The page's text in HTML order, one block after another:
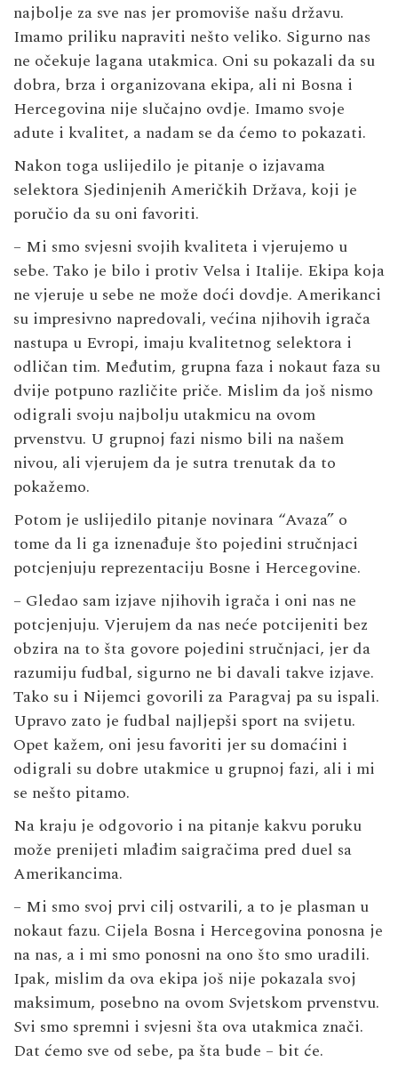
najbolje za sve nas jer promoviše našu državu.
Imamo priliku napraviti nešto veliko. Sigurno nas
ne očekuje lagana utakmica. Oni su pokazali da su
dobra, brza i organizovana ekipa, ali ni Bosna i
Hercegovina nije slučajno ovdje. Imamo svoje
adute i kvalitet, a nadam se da ćemo to pokazati.
Nakon toga uslijedilo je pitanje o izjavama
selektora Sjedinjenih Američkih Država, koji je
poručio da su oni favoriti.
– Mi smo svjesni svojih kvaliteta i vjerujemo u
sebe. Tako je bilo i protiv Velsa i Italije. Ekipa koja
ne vjeruje u sebe ne može doći dovdje. Amerikanci
su impresivno napredovali, većina njihovih igrača
nastupa u Evropi, imaju kvalitetnog selektora i
odličan tim. Međutim, grupna faza i nokaut faza su
dvije potpuno različite priče. Mislim da još nismo
odigrali svoju najbolju utakmicu na ovom
prvenstvu. U grupnoj fazi nismo bili na našem
nivou, ali vjerujem da je sutra trenutak da to
pokažemo.
Potom je uslijedilo pitanje novinara “Avaza” o
tome da li ga iznenađuje što pojedini stručnjaci
potcjenjuju reprezentaciju Bosne i Hercegovine.
– Gledao sam izjave njihovih igrača i oni nas ne
potcjenjuju. Vjerujem da nas neće potcijeniti bez
obzira na to šta govore pojedini stručnjaci, jer da
razumiju fudbal, sigurno ne bi davali takve izjave.
Tako su i Nijemci govorili za Paragvaj pa su ispali.
Upravo zato je fudbal najljepši sport na svijetu.
Opet kažem, oni jesu favoriti jer su domaćini i
odigrali su dobre utakmice u grupnoj fazi, ali i mi
se nešto pitamo.
Na kraju je odgovorio i na pitanje kakvu poruku
može prenijeti mlađim saigračima pred duel sa
Amerikancima.
– Mi smo svoj prvi cilj ostvarili, a to je plasman u
nokaut fazu. Cijela Bosna i Hercegovina ponosna je
na nas, a i mi smo ponosni na ono što smo uradili.
Ipak, mislim da ova ekipa još nije pokazala svoj
maksimum, posebno na ovom Svjetskom prvenstvu.
Svi smo spremni i svjesni šta ova utakmica znači.
Dat ćemo sve od sebe, pa šta bude – bit će.